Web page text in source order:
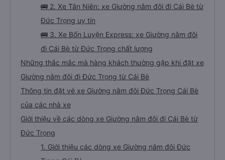
🚌 2. Xe Tân Niên: xe Giường nằm đôi đi Cái Bè từ
Đức Trọng uy tín
🚌 3. Xe Bốn Luyện Express: xe Giường nằm đôi
đi Cái Bè từ Đức Trọng chất lượng
Những thắc mắc mà hàng khách thường gặp khi đặt xe
Giường nằm đôi đi Đức Trọng từ Cái Bè
Thông tin đặt vé xe Giường nằm đôi Đức Trọng Cái Bè
của các nhà xe
Giới thiệu về các dòng xe Giường nằm đôi đi Cái Bè từ
Đức Trọng
1. Giới thiệu các dòng xe Giường nằm đôi Đức